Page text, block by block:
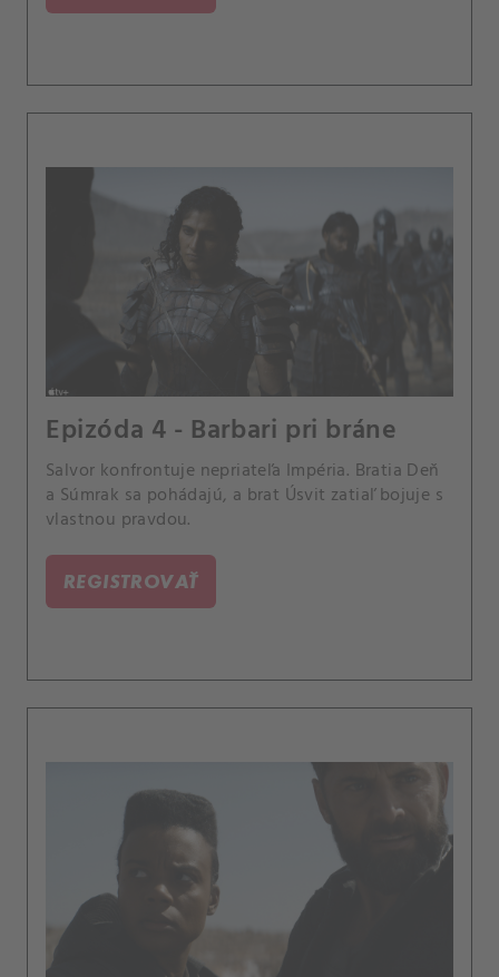
Epizóda 4 - Barbari pri bráne
Salvor konfrontuje nepriateľa Impéria. Bratia Deň
a Súmrak sa pohádajú, a brat Úsvit zatiaľ bojuje s
vlastnou pravdou.
REGISTROVAŤ